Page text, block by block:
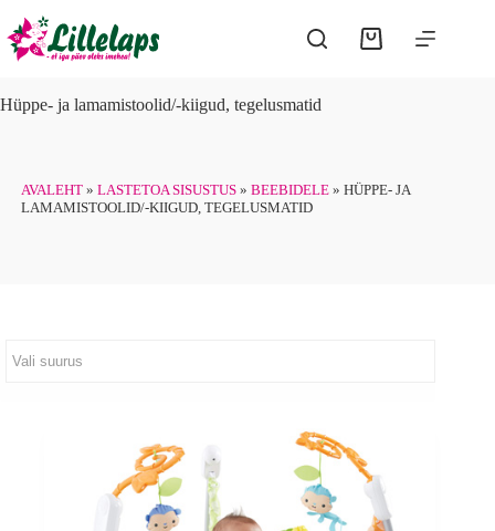
content
Shopping
Hüppe- ja lamamistoolid/-kiigud, tegelusmatid
AVALEHT » LASTETOA SISUSTUS » BEEBIDELE » HÜPPE- JA
LAMAMISTOOLID/-KIIGUD, TEGELUSMATID